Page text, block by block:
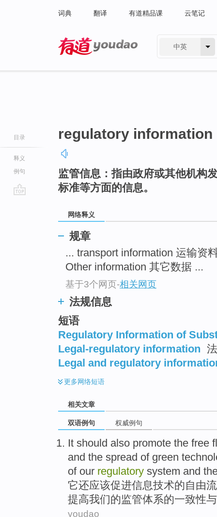
词典 翻译 有道精品课 云笔记
中英
目录
释义
例句
regulatory information
监管信息：指由政府或其他机构
标准等方面的信息。
网络释义
规章
... transport information 运输资
Other information 其它数据 ...
基于3个网页-相关网页
法规信息
短语
Regulatory Information of
Legal-regulatory information
Legal and regulatory
更多网络短语
相关文章
双语例句 权威例句
It should also promote the free
and the spread of green
of our regulatory system and
它还应该促进信息技术的 自由
提高我们的监管体系的一致性与
youdao